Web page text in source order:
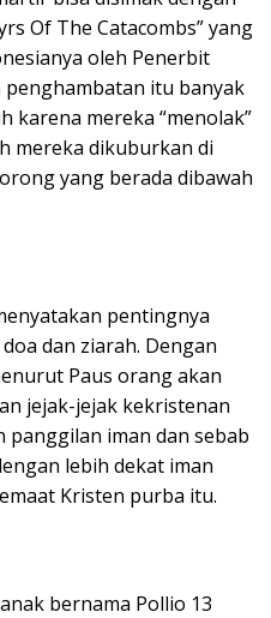
Of The Catacombs” yang
oleh Penerbit
penghambatan itu banyak
karena mereka “menolak”
mereka dikuburkan di
yang berada dibawah
pentingnya
dan ziarah. Dengan
Paus orang akan
jejak-jejak kekristenan
panggilan iman dan sebab
lebih dekat iman
Kristen purba itu.
bernama Pollio 13